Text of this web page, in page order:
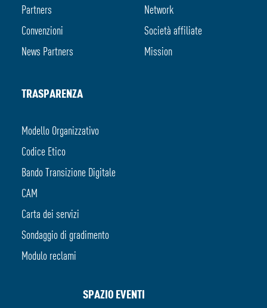
Partners
Convenzioni
News Partners
Network
Società affiliate
Mission
TRASPARENZA
Modello Organizzativo
Codice Etico
Bando Transizione Digitale
CAM
Carta dei servizi
Sondaggio di gradimento
Modulo reclami
SPAZIO EVENTI